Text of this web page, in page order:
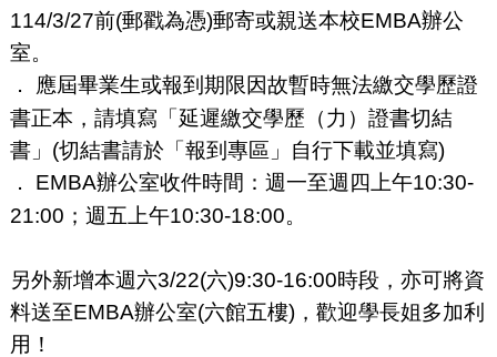
114/3/27前(郵戳為憑)郵寄或親送本校EMBA辦公
室。
．
應屆畢業生或報到期限因故暫時無法繳交學歷證
書正本，請填寫「延遲繳交學歷（力）證書切結
書」(切結書請於「報到專區」自行下載並填寫)
． EMBA辦公室收件時間：週一至週四上午10:30-
21:00；週五上午10:30-18:00。
另外新增本週六3/22(六)9:30-16:00時段，亦可將資
料送至EMBA辦公室(六館五樓)，歡迎學長姐多加利
用！